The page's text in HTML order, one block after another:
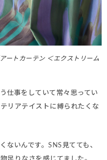
ートカーテン ＜エクストリーム
仕事をしていて常々思ってい
リアテイストに縛られたくな
ないんです。SNS見てても、